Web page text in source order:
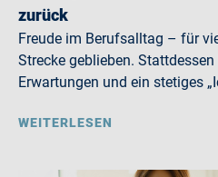
zurück
Freude im Berufsalltag – für
Strecke geblieben.
Erwartungen und ein stetiges
WEITERLESEN